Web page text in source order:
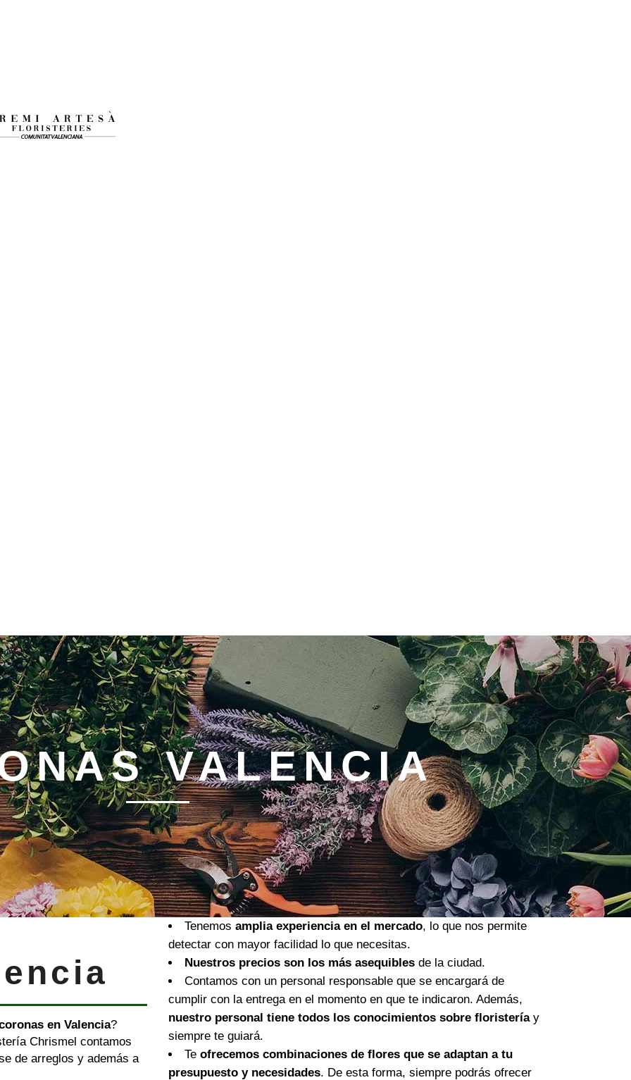
VALENCIA
en Valencia?
Chrismel contamos
de arreglos y además a
Tenemos amplia experiencia en el mercado, lo que nos permite
detectar con mayor facilidad lo que necesitas.
Nuestros precios son los más asequibles de la ciudad.
Contamos con un personal responsable que se encargará de
cumplir con la entrega en el momento en que te indicaron. Además,
nuestro personal tiene todos los conocimientos sobre floristeríay
siempre te guiará.
Te ofrecemos combinaciones de flores que se adaptan a tu
presupuesto y necesidades. De esta forma, siempre podrás ofrecer